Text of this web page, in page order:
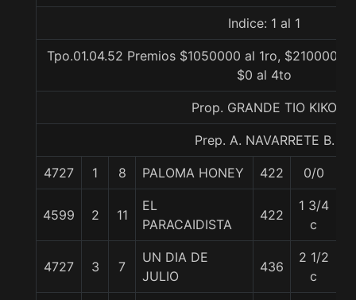
Indice: 1 al 1
Tpo.01.04.52 Premios $1050000 al 1ro, $210000
$0 al 4to
Prop. GRANDE TIO KIKO
Prep. A. NAVARRETE B.
4727 1 8 PALOMA HONEY 422 0/0
4599 2 11
EL
PARACAIDISTA
422
1 3/4
c
4727 3 7
UN DIA DE
JULIO
436
2 1/2
c